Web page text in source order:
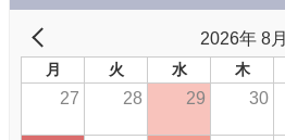
2026年 8月
月 火 水 木
27 28 29 30